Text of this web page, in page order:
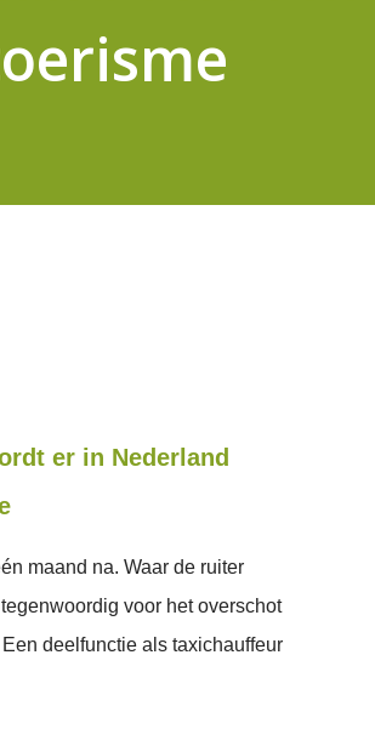
er in Nederland
maand na. Waar de ruiter
voor het overschot
deelfunctie als taxichauffeur